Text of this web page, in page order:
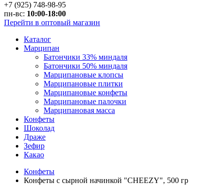
+7 (925) 748-98-95
пн-вс: 10:00-18:00
Перейти в оптовый магазин
Каталог
Марципан
Батончики 33% миндаля
Батончики 50% миндаля
Марципановые клопсы
Марципановые плитки
Марципановые конфеты
Марципановые палочки
Марципановая масса
Конфеты
Шоколад
Драже
Зефир
Какао
Конфеты
Конфеты с сырной начинкой "CHEEZY", 500 гр